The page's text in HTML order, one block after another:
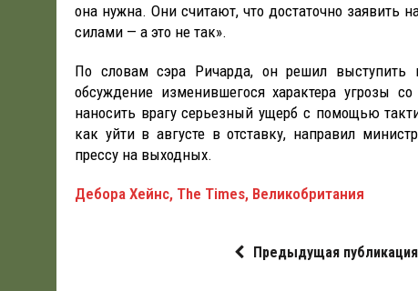
она нужна. Они считают, что достаточно заявить
силами — а это не так».
По словам сэра Ричарда, он решил выступить
обсуждение изменившегося характера угрозы
наносить врагу серьезный ущерб с помощью
как уйти в августе в отставку, направил
прессу на выходных.
Дебора Хейнс, The Times, Великобритания
Предыдущая публикация